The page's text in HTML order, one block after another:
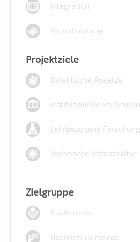
Integration
Virtualisierung
Projektziele
Didaktische Ansätze
Institutionelle Strukturen
Lehrbezogene Forschung
Technische Infrastruktur
Zielgruppe
Studierende
Hochschullehrende